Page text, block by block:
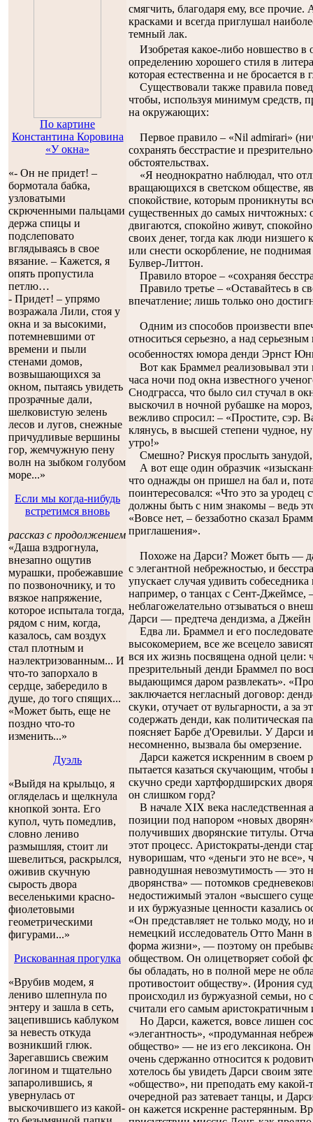
По картине
Константина Коровина
«У окна»
«- Он не придет! –
бормотала бабка,
узловатыми
скрюченными пальцами
держа спицы и
подслеповато
вглядываясь в свое
вязание. – Кажется, я
опять пропустила
петлю…
- Придет! – упрямо
возражала Лили, стоя у
окна и за высокими,
потемневшими от
времени и пыли
стенами домов,
возвышающихся за
окном, пытаясь увидеть
прозрачные дали,
шелковистую зелень
лесов и лугов, снежные
причудливые вершины
гор, жемчужную пену
волн на зыбком голубом
море...»
Если мы когда-нибудь
встретимся вновь
рассказ с продолжением
«Даша вздрогнула,
внезапно ощутив
мурашки, пробежавшие
по позвоночнику, и то
вязкое напряжение,
которое испытала тогда,
рядом с ним, когда,
казалось, сам воздух
стал плотным и
наэлектризованным... И
что-то запорхало в
сердце, забередило в
душе, до того спящих...
«Может быть, еще не
поздно что-то
изменить...»
Дуэль
«Выйдя на крыльцо, я
огляделась и щелкнула
кнопкой зонта. Его
купол, чуть помедлив,
словно лениво
размышляя, стоит ли
шевелиться, раскрылся,
оживив скучную
сырость двора
веселенькими красно-
фиолетовыми
геометрическими
фигурами...»
Рискованная прогулка
«Врубив модем, я
лениво шлепнула по
энтеру и зашла в сеть,
зацепившись каблуком
за невесть откуда
возникший глюк.
Зарегавшись свежим
логином и тщательно
запаролившись, я
увернулась от
выскочившего из какой-
смягчить, благодаря ему, все прочие.
красками и всегда приглушал
темный лак.
Изобретая какое-либо новшество в
определению хорошего стиля в
которая естественна и не бросается в
Существовали также правила
чтобы, используя минимум средств,
на окружающих:
Первое правило – «Nil admirari»
сохранять бесстрастие и
обстоятельствах.
«Я неоднократно наблюдал, что
вращающихся в светском обществе,
спокойствие, которым проникнуты
существенных до самых ничтожных:
двигаются, спокойно живут,
своих денег, тогда как люди низшего
или снести оскорбление, не
Булвер-Литтон.
Правило второе – «сохраняя
Правило третье – «Оставайтесь в
впечатление; лишь только оно
Одним из способов произвести
относиться серьезно, а над
особенностях юмора денди Эрнст
Вот как Браммел реализовывал эти
часа ночи под окна известного
Снодграсса, что было сил стучал в
выскочил в ночной рубашке на
вежливо спросил: – «Простите, сэр.
клянусь, в высшей степени чудное,
утро!»
Смешно? Рискуя прослыть занудой,
А вот еще один образчик
что однажды он пришел на бал и,
поинтересовался: «Что это за
должны быть с ним знакомы – ведь
«Вовсе нет, – беззаботно сказал
приглашения».
Похоже на Дарси? Может быть —
с элегантной небрежностью, и
упускает случая удивить
например, о танцах с Сент-
неблагожелательно отзываться о
Дарси — предтеча дендизма, а Джейн
Едва ли. Браммел и его
высокомерием, все же всецело
вся их жизнь посвящена одной
презрительный денди Браммел по
выдающимся даром развлекать».
заключается негласный договор:
скуки, отучает от вульгарности, а
содержать денди, как политическая
поясняет Барбе д'Оревильи. У Дарси
несомненно, вызвала бы омерзение.
Дарси кажется искренним в своем
пытается казаться скучающим, чтобы
скучно среди хартфордширских
он слишком горд?
В начале XIX века наследственная
позиции под напором «новых
получивших дворянские титулы.
этот процесс. Аристократы-денди
нуворишам, что «деньги это не все»,
равнодушная невозмутимость — это
дворянства» — потомков
недостижимый эталон «высшего
и их буржуазные ценности
«Он представляет не только моду,
немецкий исследователь Отто Манн
форма жизни», — поэтому он
обществом. Он олицетворяет собой
бы обладать, но в полной мере не
противостоит обществу». (Ирония
происходил из буржуазной семьи, но
считали его самым аристократичным
Но Дарси, кажется, вовсе лишен
«элегантность», «продуманная
общество» — не из его лексикона.
очень сдержанно относится к
хотелось бы увидеть Дарси своим
«общество», ни преподать ему
очередной раз затевает танцы, и
он кажется искренне растерянным.